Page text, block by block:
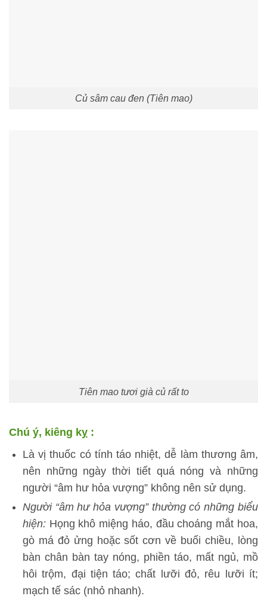
Củ sâm cau đen (Tiên mao)
Tiên mao tươi già củ rất to
Chú ý, kiêng kỵ :
Là vị thuốc có tính táo nhiệt, dễ làm thương âm,
nên những ngày thời tiết quá nóng và những
người “âm hư hỏa vượng” không nên sử dụng.
Người “âm hư hỏa vượng” thường có những biểu
hiện:Họng khô miệng háo, đầu choáng mắt hoa,
gò má đỏ ửng hoặc sốt cơn về buổi chiều, lòng
bàn chân bàn tay nóng, phiền táo, mất ngủ, mồ
hôi trộm, đại tiện táo; chất lưỡi đỏ, rêu lưỡi ít;
mạch tế sác (nhỏ nhanh).